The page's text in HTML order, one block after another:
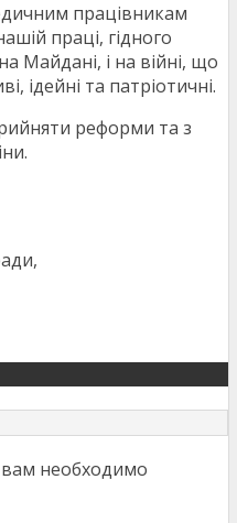
працівникам
праці, гідного
Майдані, і на війні, що
ідейні та патріотичні.
реформи та з
необходимо